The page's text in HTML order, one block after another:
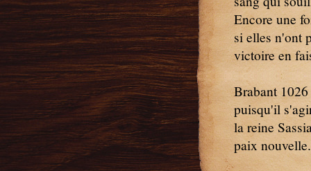
Encore une
si elles n'ont
victoire en
Brabant
puisqu'il
la reine
paix nouvelle.